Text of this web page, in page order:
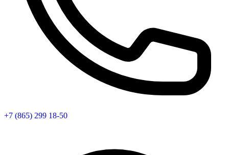
+7 (865) 299 18-50